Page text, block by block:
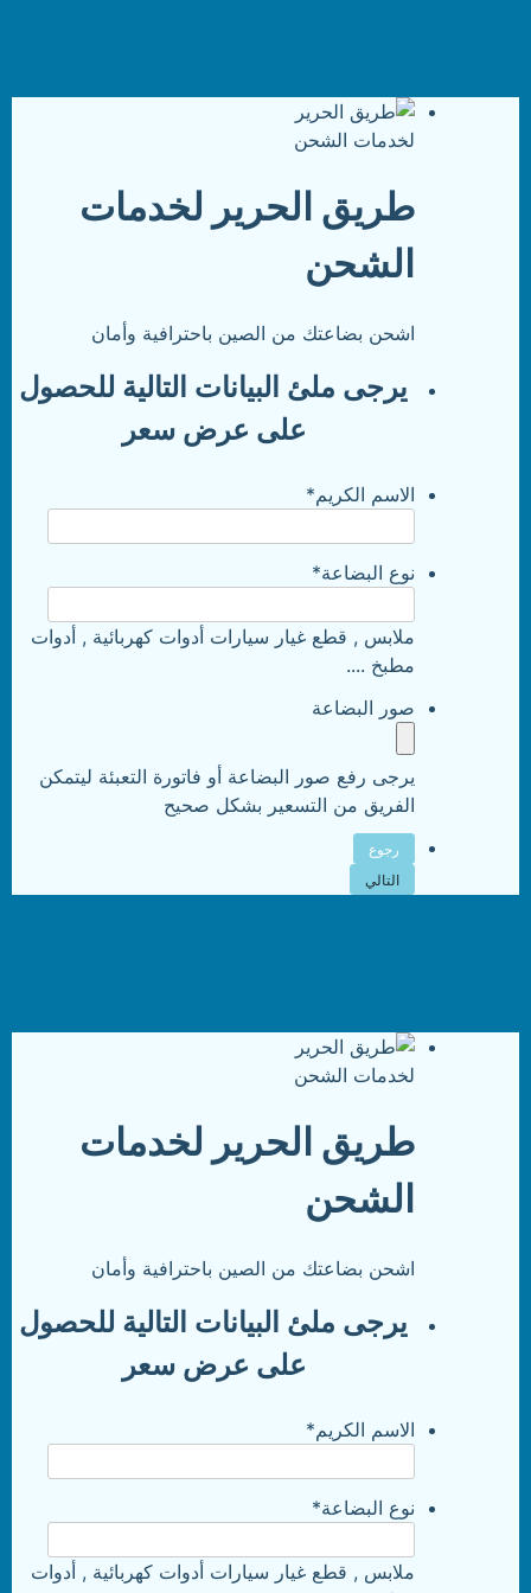
طريق الحرير لخدمات
الشحن
اشحن بضاعتك من الصين باحترافية وأمان
يرجى ملئ البيانات التالية للحصول
على عرض سعر
الاسم الكريم*
نوع البضاعة*
ملابس , قطع غيار سيارات أدوات كهربائية , أدوات
مطبخ ....
صور البضاعة
يرجى رفع صور البضاعة أو فاتورة التعبئة ليتمكن
الفريق من التسعير بشكل صحيح
رجوع
التالي
طريق الحرير لخدمات
الشحن
اشحن بضاعتك من الصين باحترافية وأمان
يرجى ملئ البيانات التالية للحصول
على عرض سعر
الاسم الكريم*
نوع البضاعة*
ملابس , قطع غيار سيارات أدوات كهربائية , أدوات